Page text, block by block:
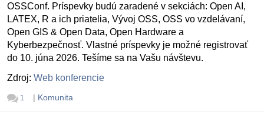
OSSConf. Príspevky budú zaradené v sekciách: Open AI,
LATEX, R a ich priatelia, Vývoj OSS, OSS vo vzdelávaní,
Open GIS & Open Data, Open Hardware a
Kyberbezpečnosť. Vlastné príspevky je možné registrovať
do 10. júna 2026. Tešíme sa na Vašu návštevu.
Zdroj: Web konferencie
1 | Komunita